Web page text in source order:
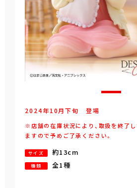
2024年10月下旬 登場
※店舗の在庫状況により、取扱を終了
ますので予めご了承ください。
サイズ 約13cm
種類 全1種